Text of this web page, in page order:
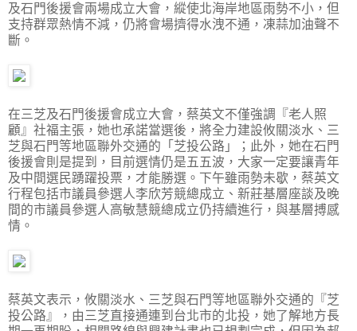
及石門後援會兩場成立大會，縱使北海岸地區雨勢不小，但
支持群眾熱情不減，仍將會場擠得水洩不通，凍蒜加油聲不
斷。
在三芝及石門後援會成立大會，蔡英文不僅強調『老人照
顧』社福主張，她也承諾當選後，將全力建設攸關淡水、三
芝與石門等地區聯外交通的「芝投公路」；此外，她在石門
後援會則是提到，目前選情仍是五五波，大家一定要讓青年
及中間選民踴躍投票，才能勝選。下午雖雨勢未歇，蔡英文
行程包括市議員參選人李欣芳競總成立、新莊基層座談及晚
間的市議員參選人高敏慧競總成立仍持續進行，與基層搏感
情。
蔡英文表示，攸關淡水、三芝與石門等地區聯外交通的『芝
投公路』，由三芝直接通連到台北市的北投，她了解地方長